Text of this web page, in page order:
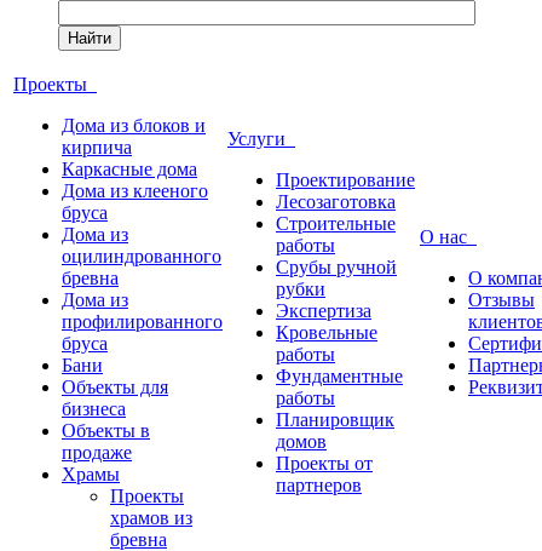
Найти
Проекты
Дома из блоков и
кирпича
Каркасные дома
Дома из клееного
бруса
Дома из
оцилиндрованного
бревна
Дома из
профилированного
бруса
Бани
Объекты для
бизнеса
Объекты в
продаже
Храмы
Проекты
храмов из
бревна
Услуги
Проектирование
Лесозаготовка
Строительные
работы
Срубы ручной
рубки
Экспертиза
Кровельные
работы
Фундаментные
работы
Планировщик
домов
Проекты от
партнеров
О нас
О
Отзывы